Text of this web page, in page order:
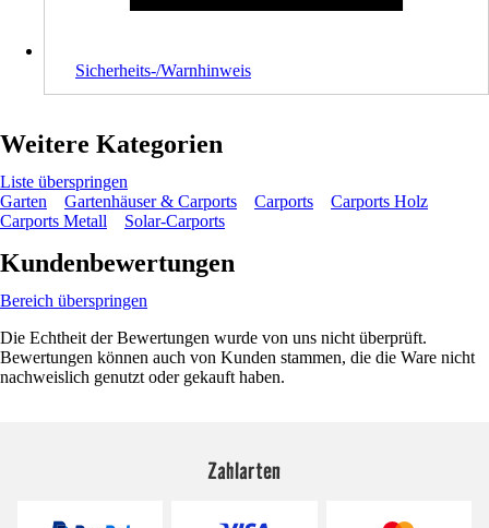
Sicherheits-/Warnhinweis
Weitere Kategorien
Liste überspringen
Garten
Gartenhäuser & Carports Carports
Carports Holz
Carports Metall
Solar-Carports
Kundenbewertungen
Bereich überspringen
Die Echtheit der Bewertungen wurde von uns nicht überprüft.
Bewertungen können auch von Kunden stammen, die die Ware nicht
nachweislich genutzt oder gekauft haben.
Zahlarten